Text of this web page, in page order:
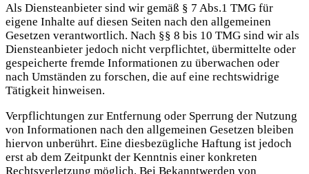
Als Diensteanbieter sind wir gemäß § 7 Abs.1 TMG für
eigene Inhalte auf diesen Seiten nach den allgemeinen
Gesetzen verantwortlich. Nach §§ 8 bis 10 TMG sind wir als
Diensteanbieter jedoch nicht verpflichtet, übermittelte oder
gespeicherte fremde Informationen zu überwachen oder
nach Umständen zu forschen, die auf eine rechtswidrige
Tätigkeit hinweisen.
Verpflichtungen zur Entfernung oder Sperrung der Nutzung
von Informationen nach den allgemeinen Gesetzen bleiben
hiervon unberührt. Eine diesbezügliche Haftung ist jedoch
erst ab dem Zeitpunkt der Kenntnis einer konkreten
Rechtsverletzung möglich. Bei Bekanntwerden von